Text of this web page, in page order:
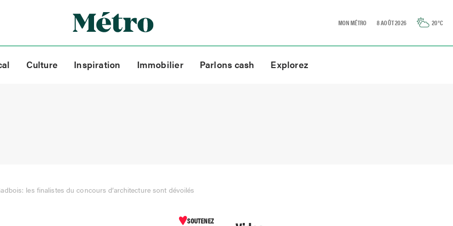
MON MÉTRO 8 AOÛT 2026 20°C
Culture Inspiration Immobilier Parlons cash Explorez
les finalistes du concours d’architecture sont dévoilés
SOUTENEZ